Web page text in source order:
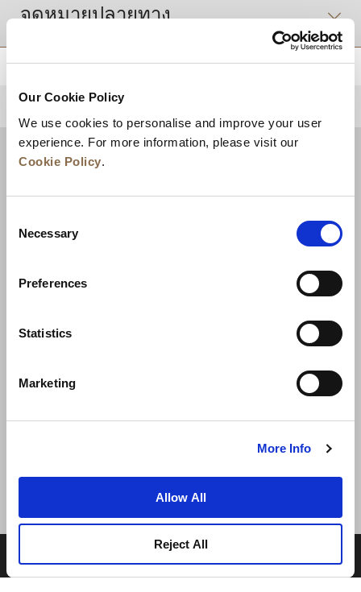
Our Cookie Policy
We use cookies to personalise and improve your user
experience. For more information, please visit our
Cookie Policy.
Selection
Necessary
Preferences
Statistics
Marketing
More Info
Allow All
Reject All
จุดหมายปลายทาง
สิ่งแวดล้อม ติดต่อเรา
© 2022 Frasers Hospitality Pte Ltd. A member of Frasers
Property Group.